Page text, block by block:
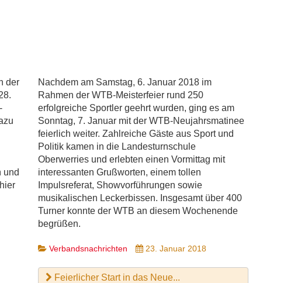
der
und
Nachdem am Samstag, 6. Januar 2018 im
Rahmen der WTB-Meisterfeier rund 250
erfolgreiche Sportler geehrt wurden, ging es am
Sonntag, 7. Januar mit der WTB-Neujahrsmatinee
feierlich weiter. Zahlreiche Gäste aus Sport und
Politik kamen in die Landesturnschule
Oberwerries und erlebten einen Vormittag mit
interessanten Grußworten, einem tollen
Impulsreferat, Showvorführungen sowie
musikalischen Leckerbissen. Insgesamt über 400
Turner konnte der WTB an diesem Wochenende
begrüßen.
Verbandsnachrichten 23. Januar 2018
Feierlicher Start in das Neue...